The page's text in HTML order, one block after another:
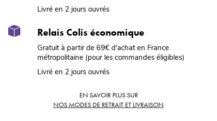
Livré en 2 jours ouvrés
Relais Colis économique
Gratuit à partir de 69€ d'achat en France
métropolitaine (pour les commandes éligibles)
Livré en 2 jours ouvrés
EN SAVOIR PLUS SUR
NOS MODES DE RETRAIT ET LIVRAISON